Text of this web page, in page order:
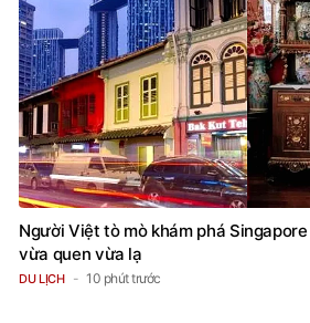
Người Việt tò mò khám phá
vừa quen vừa lạ
DU LỊCH 10 phút trước